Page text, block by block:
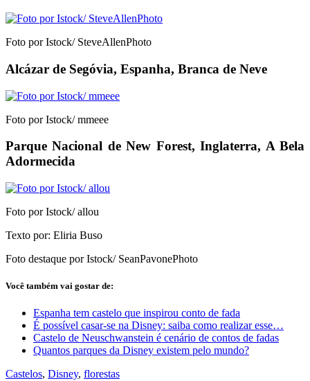
Foto por Istock/ SteveAllenPhoto
Alcázar de Segóvia, Espanha, Branca de Neve
Foto por Istock/ mmeee
Parque Nacional de New Forest, Inglaterra, A Bela
Adormecida
Foto por Istock/ allou
Texto por: Eliria Buso
Foto destaque por Istock/ SeanPavonePhoto
Você também vai gostar de:
Espanha tem castelo que inspirou conto de fada
É possível casar-se na Disney: saiba como realizar esse…
Castelo de Neuschwanstein é cenário de contos de fadas
Quantos parques da Disney existem pelo mundo?
Castelos, Disney, florestas